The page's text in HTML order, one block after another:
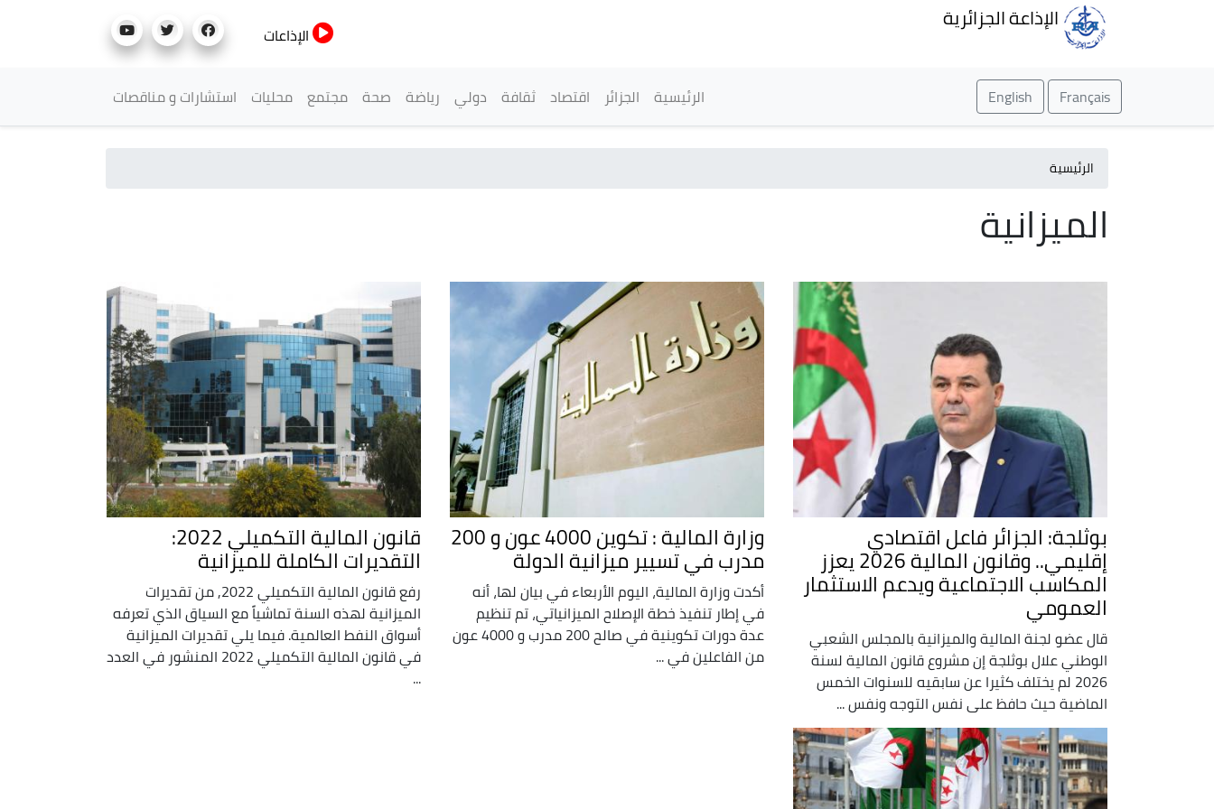
الإذاعة الجزائرية
الإذاعات
Français
English القائمة الرئيسية
الرئيسية الجزائر اقتصاد ثقافة دولي رياضة صحة مجتمع محليات استشارات و مناقصات
الرئيسية
الميزانية
بوثلجة: الجزائر فاعل اقتصادي
إقليمي.. وقانون المالية 2026 يعزز
المكاسب الاجتماعية ويدعم الاستثمار
العمومي
قال عضو لجنة المالية والميزانية بالمجلس الشعبي
الوطني علال بوثلجة إن مشروع قانون المالية لسنة
2026 لم يختلف كثيرا عن سابقيه للسنوات الخمس
الماضية حيث حافظ على نفس التوجه ونفس ...
وزارة المالية : تكوين 4000 عون و 200
مدرب في تسيير ميزانية الدولة
أكدت وزارة المالية، اليوم الأربعاء في بيان لها، أنه
في إطار تنفيذ خطة الإصلاح الميزانياتي، تم تنظيم
عدة دورات تكوينية في صالح 200 مدرب و 4000 عون
من الفاعلين في ...
قانون المالية التكميلي 2022:
التقديرات الكاملة للميزانية
رفع قانون المالية التكميلي 2022, من تقديرات
الميزانية لهذه السنة تماشياً مع السياق الذي تعرفه
أسواق النفط العالمية. فيما يلي تقديرات الميزانية
في قانون المالية التكميلي 2022 المنشور في العدد
...